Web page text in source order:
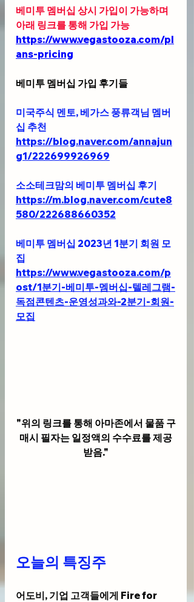
베미투 멤버십 상시 가입이 가능하며
아래 링크를 통해 가입 가능
https://www.vegastooza.com/pl
ans-pricing
베미투 멤버십 가입 후기들
미국주식 멘토, 베가스 풍류객님 멤버
십 추천
https://blog.naver.com/annajun
g1/222699926969
소소테크맘의 베미투 멤버십 후기
https://m.blog.naver.com/cute8
580/222688660352
베미투 멤버십 2023년 1분기 회원 모
집
https://www.vegastooza.com/p
ost/1분기-베미투-멤버십-텔레그램-
독점콘텐츠-운영성과와-2분기-회원-
모집
"위의 링크를 통해 아마존에서 물품 구
매시 필자는 일정액의 수수료를 제공
받음."
오늘의 특징주
어도비, 기업 고객들에게 Fire for